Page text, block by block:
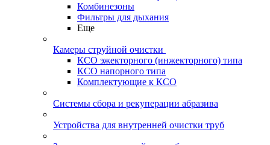
Комбинезоны
Фильтры для дыхания
Еще
Камеры струйной очистки
КСО эжекторного (инжекторного) типа
КСО напорного типа
Комплектующие к КСО
Системы сбора и рекуперации абразива
Устройства для внутренней очистки труб